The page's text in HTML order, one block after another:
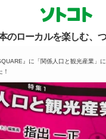
のローカルを楽しむ、
』に「関係人口と観光産業」